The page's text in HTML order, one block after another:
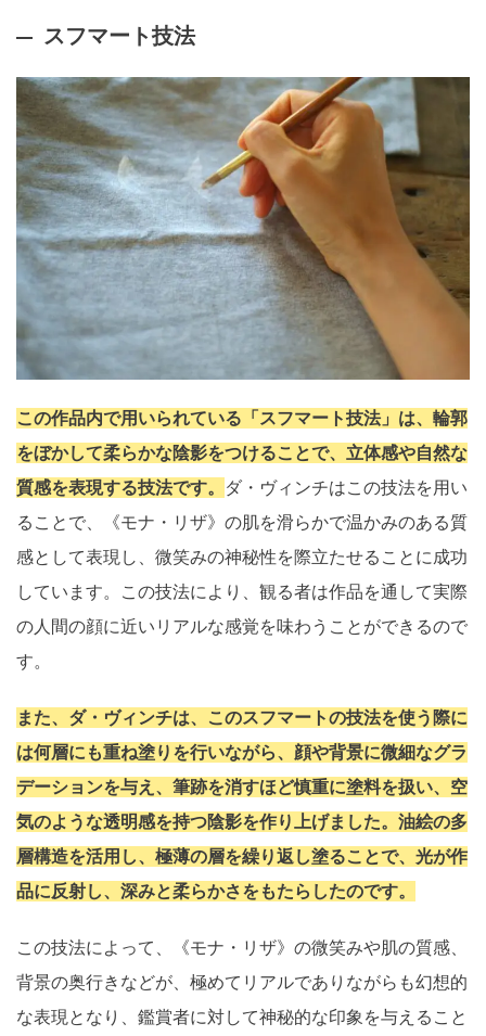
スフマート技法
この作品内で用いられている「スフマート技法」は、輪郭
をぼかして柔らかな陰影をつけることで、立体感や自然な
質感を表現する技法です。
ダ・ヴィンチはこの技法を用い
ることで、《モナ・リザ》の肌を滑らかで温かみのある質
感として表現し、微笑みの神秘性を際立たせることに成功
しています。この技法により、観る者は作品を通して実際
の人間の顔に近いリアルな感覚を味わうことができるので
す。
また、ダ・ヴィンチは、このスフマートの技法を使う際に
は何層にも重ね塗りを行いながら、顔や背景に微細なグラ
デーションを与え、筆跡を消すほど慎重に塗料を扱い、空
気のような透明感を持つ陰影を作り上げました。油絵の多
層構造を活用し、極薄の層を繰り返し塗ることで、光が作
品に反射し、深みと柔らかさをもたらしたのです。
この技法によって、《モナ・リザ》の微笑みや肌の質感、
背景の奥行きなどが、極めてリアルでありながらも幻想的
な表現となり、鑑賞者に対して神秘的な印象を与えること